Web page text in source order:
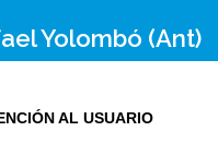
Yolombó (Ant)
AL USUARIO